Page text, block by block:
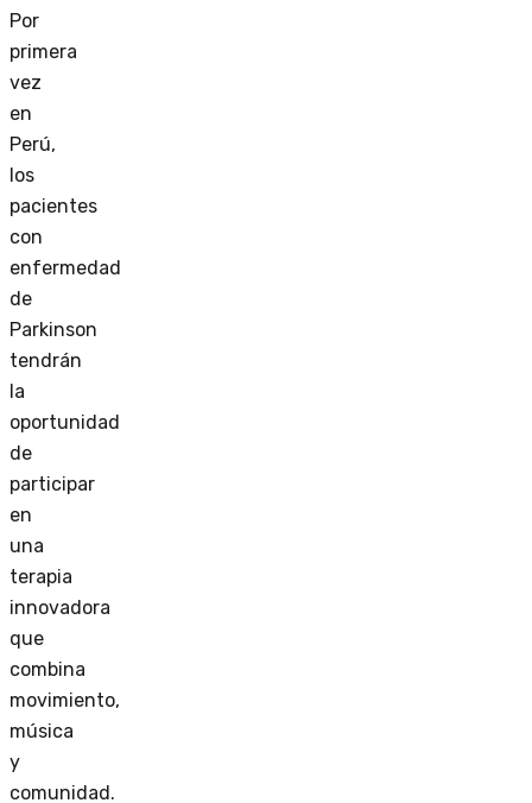
Por
primera
vez
en
Perú,
los
pacientes
con
enfermedad
de
Parkinson
tendrán
la
oportunidad
de
participar
en
una
terapia
innovadora
que
combina
movimiento,
música
y
comunidad.